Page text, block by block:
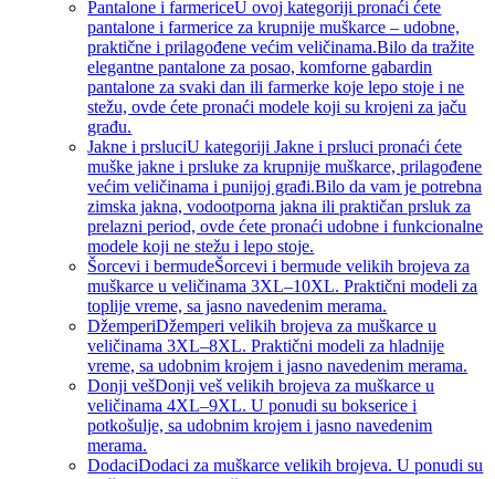
Pantalone i farmericeU ovoj kategoriji pronaći ćete
pantalone i farmerice za krupnije muškarce – udobne,
praktične i prilagođene većim veličinama.Bilo da tražite
elegantne pantalone za posao, komforne gabardin
pantalone za svaki dan ili farmerke koje lepo stoje i ne
stežu, ovde ćete pronaći modele koji su krojeni za jaču
građu.
Jakne i prsluciU kategoriji Jakne i prsluci pronaći ćete
muške jakne i prsluke za krupnije muškarce, prilagođene
većim veličinama i punijoj građi.Bilo da vam je potrebna
zimska jakna, vodootporna jakna ili praktičan prsluk za
prelazni period, ovde ćete pronaći udobne i funkcionalne
modele koji ne stežu i lepo stoje.
Šorcevi i bermudeŠorcevi i bermude velikih brojeva za
muškarce u veličinama 3XL–10XL. Praktični modeli za
toplije vreme, sa jasno navedenim merama.
DžemperiDžemperi velikih brojeva za muškarce u
veličinama 3XL–8XL. Praktični modeli za hladnije
vreme, sa udobnim krojem i jasno navedenim merama.
Donji vešDonji veš velikih brojeva za muškarce u
veličinama 4XL–9XL. U ponudi su bokserice i
potkošulje, sa udobnim krojem i jasno navedenim
merama.
DodaciDodaci za muškarce velikih brojeva. U ponudi su